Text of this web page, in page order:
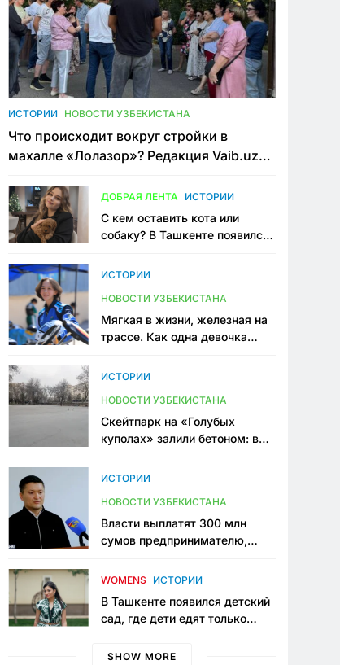
ИСТОРИИ НОВОСТИ УЗБЕКИСТАНА
Что происходит вокруг стройки в
махалле «Лолазор»? Редакция Vaib.uz
конфликта
ДОБРАЯ ЛЕНТА ИСТОРИИ
С кем оставить кота или
собаку? В Ташкенте появился
ИСТОРИИ
НОВОСТИ УЗБЕКИСТАНА
Мягкая в жизни, железная на
трассе. Как одна девочка
Узбекистане
ИСТОРИИ
НОВОСТИ УЗБЕКИСТАНА
Скейтпарк на «Голубых
куполах» залили бетоном: в
одно общественное
ИСТОРИИ
НОВОСТИ УЗБЕКИСТАНА
Власти выплатят 300 млн
сумов предпринимателю,
тюрьме по незаконному
WOMENS ИСТОРИИ
В Ташкенте появился детский
сад, где дети едят только
мама, которая устала просить
SHOW MORE